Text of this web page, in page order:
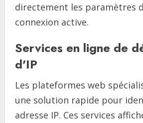
directement les paramètres
connexion active.
Services en ligne de
d'IP
Les plateformes web
une solution rapide pour
adresse IP. Ces services